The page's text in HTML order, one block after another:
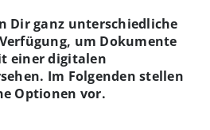
Dir ganz unterschiedliche
um Dokumente
einer digitalen
Im Folgenden stellen
Optionen vor.